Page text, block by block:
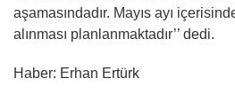
aşamasındadır. Mayıs ayı
alınması planlanmaktadır’’ dedi.
Haber: Erhan Ertürk